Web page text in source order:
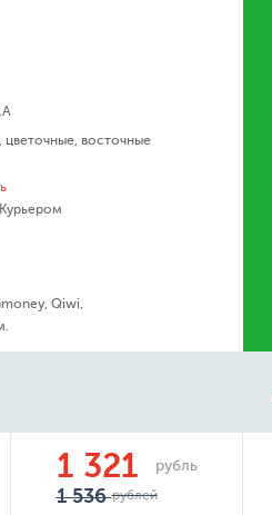
цветочные, восточные
Qiwi,
1 321 рубль
1 536рублей